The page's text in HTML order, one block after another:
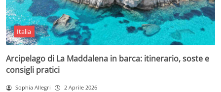
Italia
Arcipelago di La Maddalena in barca: itinerario, soste e
consigli pratici
Sophia Allegri 2 Aprile 2026